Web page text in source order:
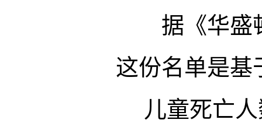
据《华盛
这份名单是基
儿童死亡